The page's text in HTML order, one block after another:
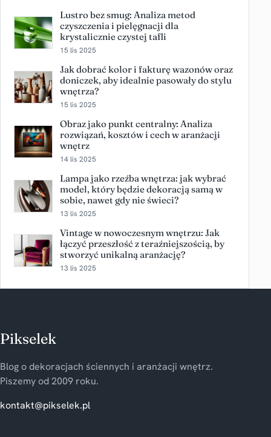
Lustro bez smug: Analiza metod
czyszczenia i pielęgnacji dla
krystalicznie czystej tafli
15 lis 2025
Jak dobrać kolor i fakturę wazonów oraz
doniczek, aby idealnie pasowały do stylu
wnętrza?
15 lis 2025
Obraz jako punkt centralny: Analiza
rozwiązań, kosztów i cech w aranżacji
wnętrz
14 lis 2025
Lampa jako rzeźba wnętrza: jak wybrać
model, który będzie dekoracją samą w
sobie, nawet gdy nie świeci?
13 lis 2025
Vintage w nowoczesnym wnętrzu: Jak
łączyć przeszłość z teraźniejszością, by
stworzyć unikalną aranżację?
13 lis 2025
Pikselek
Blog o dekoracjach ściennych i aranżacji wnętrz.
Piszemy od 2009 roku.
kontakt@pikselek.pl